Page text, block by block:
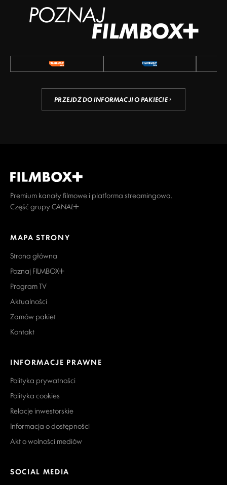
POZNAJ
FILMBOX+
PRZEJDŹ DO INFORMACJI O PAKIECIE
Premium kanały filmowe i platforma streamingowa.
Część grupy CANAL+
MAPA STRONY
Strona główna
Poznaj FILMBOX+
Program TV
Aktualności
Zamów pakiet
Kontakt
INFORMACJE PRAWNE
Polityka prywatności
Polityka cookies
Relacje inwestorskie
Informacja o dostępności
Akt o wolności mediów
SOCIAL MEDIA